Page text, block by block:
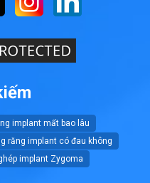
implant mất bao lâu
răng implant có đau không
implant Zygoma